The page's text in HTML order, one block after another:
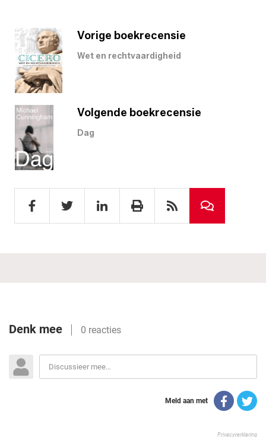
Vorige boekrecensie
Wet en rechtvaardigheid
Volgende boekrecensie
Dag